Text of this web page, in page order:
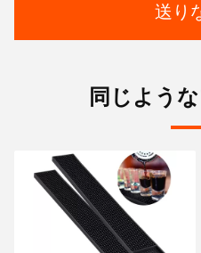
送り
同じよう